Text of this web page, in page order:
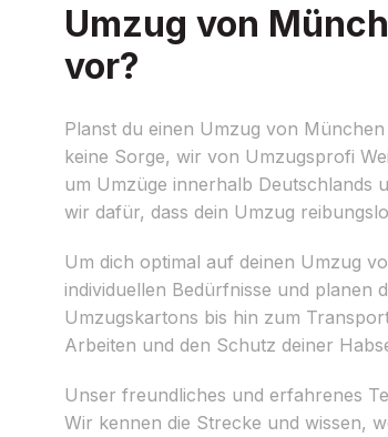
Umzug von
vor?
Planst du einen Umzug von
keine Sorge, wir von Umzugsprofi
um Umzüge innerhalb Deutschlands
wir dafür, dass dein Umzug
Um dich optimal auf deinen Umzug
individuellen Bedürfnisse und planen
Umzugskartons bis hin zum
Arbeiten und den Schutz deiner
Unser freundliches und erfahrenes
Wir kennen die Strecke und wissen,